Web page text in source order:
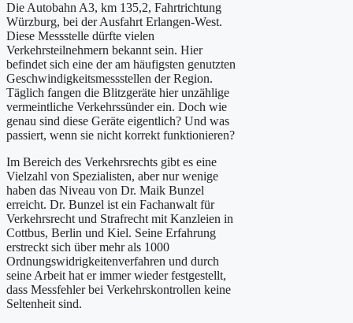
Die Autobahn A3, km 135,2, Fahrtrichtung
Würzburg, bei der Ausfahrt Erlangen-West.
Diese Messstelle dürfte vielen
Verkehrsteilnehmern bekannt sein. Hier
befindet sich eine der am häufigsten genutzten
Geschwindigkeitsmessstellen der Region.
Täglich fangen die Blitzgeräte hier unzählige
vermeintliche Verkehrssünder ein. Doch wie
genau sind diese Geräte eigentlich? Und was
passiert, wenn sie nicht korrekt funktionieren?
Im Bereich des Verkehrsrechts gibt es eine
Vielzahl von Spezialisten, aber nur wenige
haben das Niveau von Dr. Maik Bunzel
erreicht. Dr. Bunzel ist ein Fachanwalt für
Verkehrsrecht und Strafrecht mit Kanzleien in
Cottbus, Berlin und Kiel. Seine Erfahrung
erstreckt sich über mehr als 1000
Ordnungswidrigkeitenverfahren und durch
seine Arbeit hat er immer wieder festgestellt,
dass Messfehler bei Verkehrskontrollen keine
Seltenheit sind.